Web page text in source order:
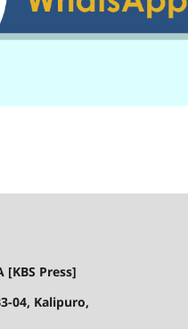
[KBS Press]
04, Kalipuro,